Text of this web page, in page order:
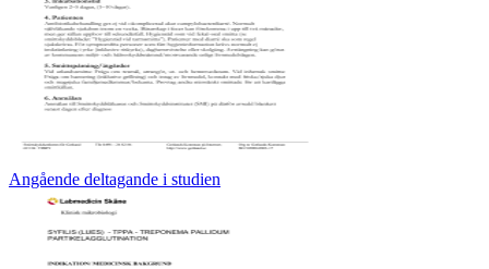
Angående deltagande i studien